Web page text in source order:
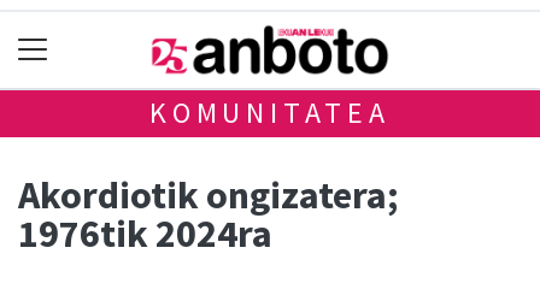
KOMUNITATEA
Akordiotik ongizatera;
1976tik 2024ra